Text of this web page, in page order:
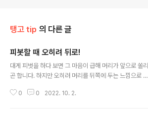
탱고 tip 의 다른 글
피봇할 때 오히려 뒤로!
대게 피벗을 하다 보면 그 마음이 급해 머리가 앞으로 쏠리
곤 합니다. 하지만 오히려 머리를 뒤쪽에 두는 느낌으로 피
기 때문에 회전축에 머리가 가까워야 회전이 더 잘됩니다.
0 0 2022. 10. 2.